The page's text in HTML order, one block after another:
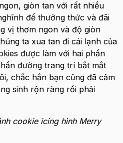
giòn tan với rất nhiều
để thưởng thức và đãi
vị thơm ngon và độ giòn
ta xua tan đi cái lạnh của
được làm với hai phần
đường trang trí bắt mắt
chắc hẳn bạn cũng đã cảm
sinh rộn ràng rồi phải
cookie icing hình Merry